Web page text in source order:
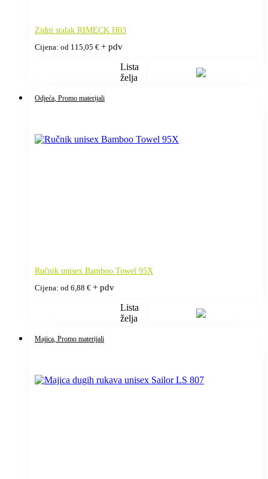
Zidni stalak RIMECK H03
Cijena: od 115,05 € + pdv
Lista
želja
Odjeća, Promo materijali
Ručnik unisex Bamboo Towel 95X
Cijena: od 6,88 € + pdv
Lista
želja
Majica, Promo materijali